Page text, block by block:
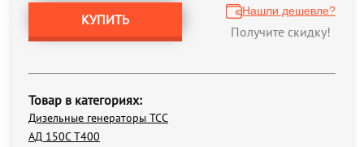
КУПИТЬ
Нашли дешевле?
Получите скидку!
Товар в категориях:
Дизельные генераторы ТСС
АД 150С Т400